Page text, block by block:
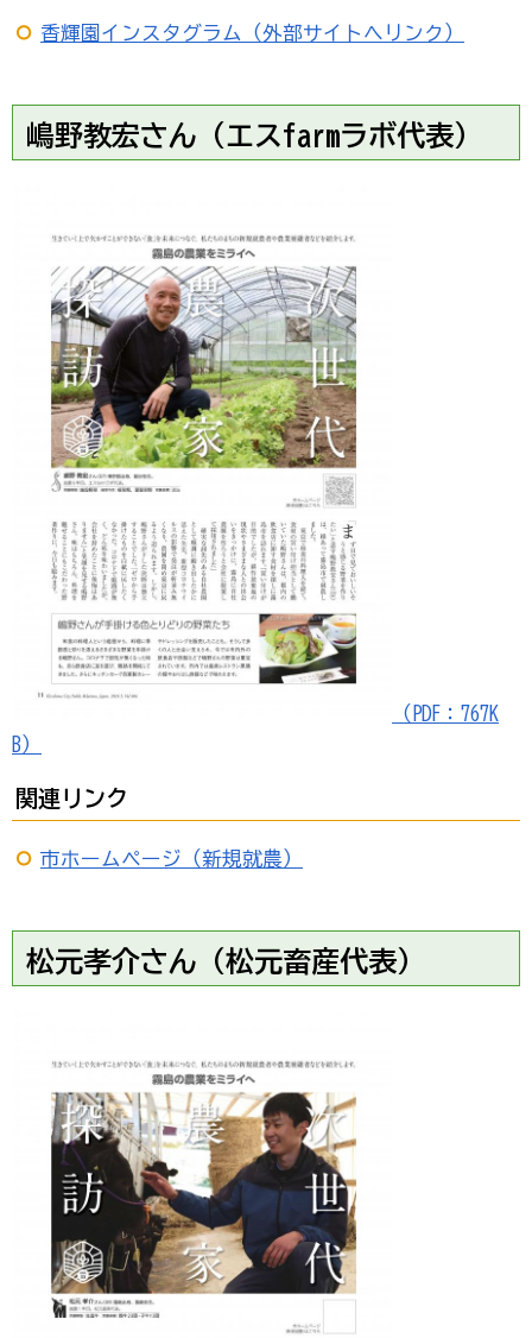
香輝園インスタグラム（外部サイトへリンク）
嶋野教宏さん（エスfarmラボ代表）
（PDF：767K
B）
関連リンク
市ホームページ（新規就農）
松元孝介さん（松元畜産代表）